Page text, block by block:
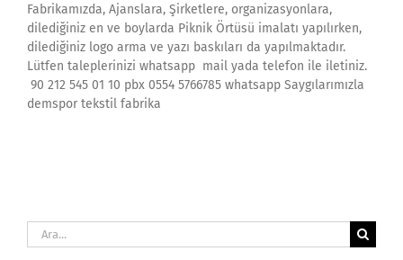
Fabrikamızda, Ajanslara, Şirketlere, organizasyonlara,
dilediğiniz en ve boylarda Piknik Örtüsü imalatı yapılırken,
dilediğiniz logo arma ve yazı baskıları da yapılmaktadır.
Lütfen taleplerinizi whatsapp mail yada telefon ile iletiniz.
90 212 545 01 10 pbx 0554 5766785 whatsapp Saygılarımızla
demspor tekstil fabrika
Ara: